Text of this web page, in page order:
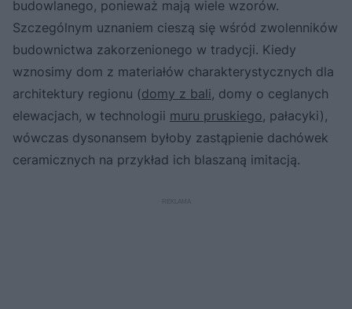
budowlanego, ponieważ mają wiele wzorów.
Szczególnym uznaniem cieszą się wśród zwolenników
budownictwa zakorzenionego w tradycji. Kiedy
wznosimy dom z materiałów charakterystycznych dla
architektury regionu (domy z bali, domy o ceglanych
elewacjach, w technologii muru pruskiego, pałacyki),
wówczas dysonansem byłoby zastąpienie dachówek
ceramicznych na przykład ich blaszaną imitacją.